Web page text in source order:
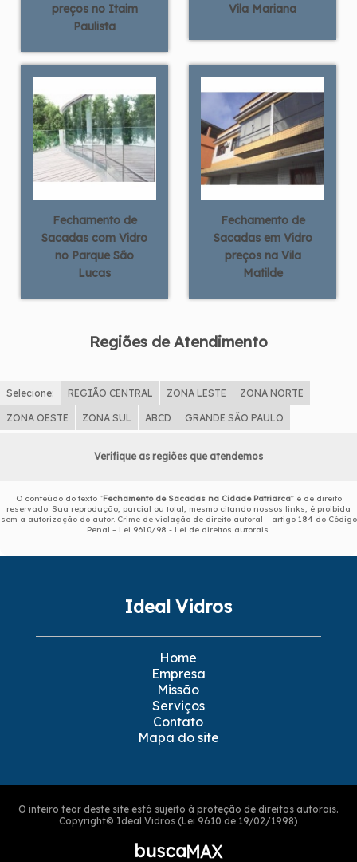
preços no Itaim
Paulista
Vila Mariana
Fechamento de
Sacadas com Vidro
no Parque São
Lucas
Fechamento de
Sacadas em Vidro
preços na Vila
Matilde
Regiões de Atendimento
Selecione: REGIÃO CENTRAL ZONA LESTE ZONA NORTE
ZONA OESTE ZONA SUL ABCD GRANDE SÃO PAULO
Verifique as regiões que atendemos
O conteúdo do texto "Fechamento de Sacadas na Cidade Patriarca" é de direito
reservado. Sua reprodução, parcial ou total, mesmo citando nossos links, é proibida
sem a autorização do autor. Crime de violação de direito autoral – artigo 184 do Código
Penal – Lei 9610/98 - Lei de direitos autorais.
Ideal Vidros
Home
Empresa
Missão
Serviços
Contato
Mapa do site
O inteiro teor deste site está sujeito à proteção de direitos autorais.
Copyright© Ideal Vidros (Lei 9610 de 19/02/1998)